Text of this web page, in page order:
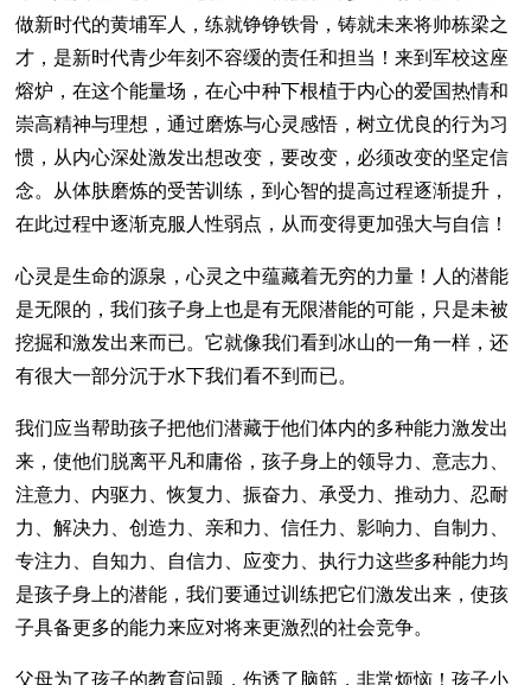
做新时代的黄埔军人，练就铮铮铁骨，铸就未来将帅栋梁之
才，是新时代青少年刻不容缓的责任和担当！来到军校这座
熔炉，在这个能量场，在心中种下根植于内心的爱国热情和
崇高精神与理想，通过磨炼与心灵感悟，树立优良的行为习
惯，从内心深处激发出想改变，要改变，必须改变的坚定信
念。从体肤磨炼的受苦训练，到心智的提高过程逐渐提升，
在此过程中逐渐克服人性弱点，从而变得更加强大与自信！
心灵是生命的源泉，心灵之中蕴藏着无穷的力量！人的潜能
是无限的，我们孩子身上也是有无限潜能的可能，只是未被
挖掘和激发出来而已。它就像我们看到冰山的一角一样，还
有很大一部分沉于水下我们看不到而已。
我们应当帮助孩子把他们潜藏于他们体内的多种能力激发出
来，使他们脱离平凡和庸俗，孩子身上的领导力、意志力、
注意力、内驱力、恢复力、振奋力、承受力、推动力、忍耐
力、解决力、创造力、亲和力、信任力、影响力、自制力、
专注力、自知力、自信力、应变力、执行力这些多种能力均
是孩子身上的潜能，我们要通过训练把它们激发出来，使孩
子具备更多的能力来应对将来更激烈的社会竞争。
父母为了孩子的教育问题，伤透了脑筋，非常烦恼！孩子小